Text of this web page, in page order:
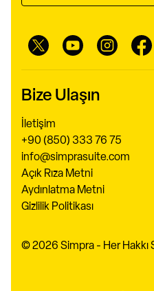
Bize Ulaşın
İletişim
+90 (850) 333 76 75
info@simprasuite.com
Açık Rıza Metni
Aydınlatma Metni
Gizlilik Politikası
© 2026 Simpra - Her Hakkı